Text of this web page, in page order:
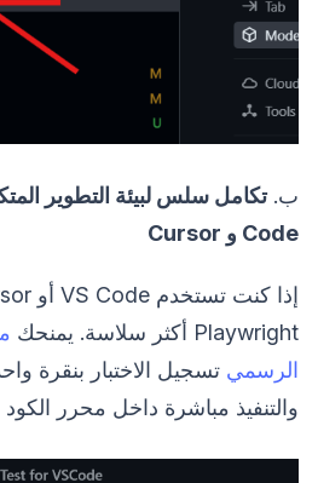
ب.
Code و Cursor
Playwright أكثر سلاسة. يمنحك
الرسمي تسجيل الاختبار بنقرة
والتنفيذ مباشرة داخل محرر